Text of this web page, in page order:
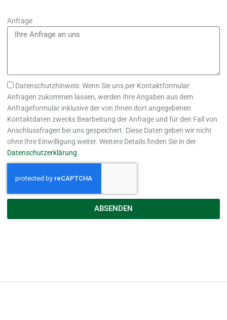
Anfrage
Datenschutzhinweis: Wenn Sie uns per Kontaktformular
Anfragen zukommen lassen, werden Ihre Angaben aus dem
Anfrageformular inklusive der von Ihnen dort angegebenen
Kontaktdaten zwecks Bearbeitung der Anfrage und für den Fall von
Anschlussfragen bei uns gespeichert. Diese Daten geben wir nicht
ohne Ihre Einwilligung weiter. Weitere Details finden Sie in der
Datenschutzerklärung.
ABSENDEN